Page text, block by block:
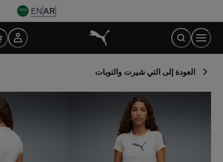
Content
AR
EN
العودة إلى التي شيرت والتوبات